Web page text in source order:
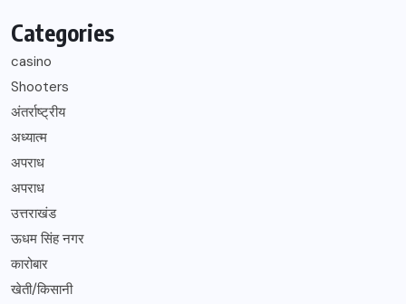
Categories
casino
Shooters
अंतर्राष्ट्रीय
अध्यात्म
अपराध
अपराध
उत्तराखंड
ऊधम सिंह नगर
कारोबार
खेती/किसानी